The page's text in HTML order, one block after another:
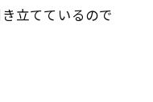
立てているので